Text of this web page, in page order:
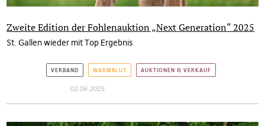
Zweite Edition der Fohlenauktion „Next Generation“ 2025
St. Gallen wieder mit Top Ergebnis
VERBAND WARMBLUT AUKTIONEN & VERKAUF
02.06.2025